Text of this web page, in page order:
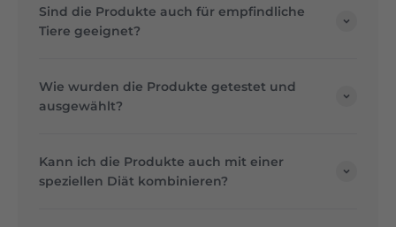
Sind die Produkte auch für empfindliche
Tiere geeignet?
Wie wurden die Produkte getestet und
ausgewählt?
Kann ich die Produkte auch mit einer
speziellen Diät kombinieren?